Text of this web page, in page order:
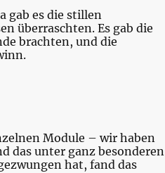
gab es die stillen
überraschten. Es gab die
brachten, und die
Module – wir haben
das unter ganz besonderen
hat, fand das